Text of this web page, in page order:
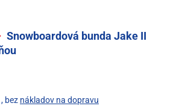
Snowboardová bunda Jake II
, bez nákladov na dopravu